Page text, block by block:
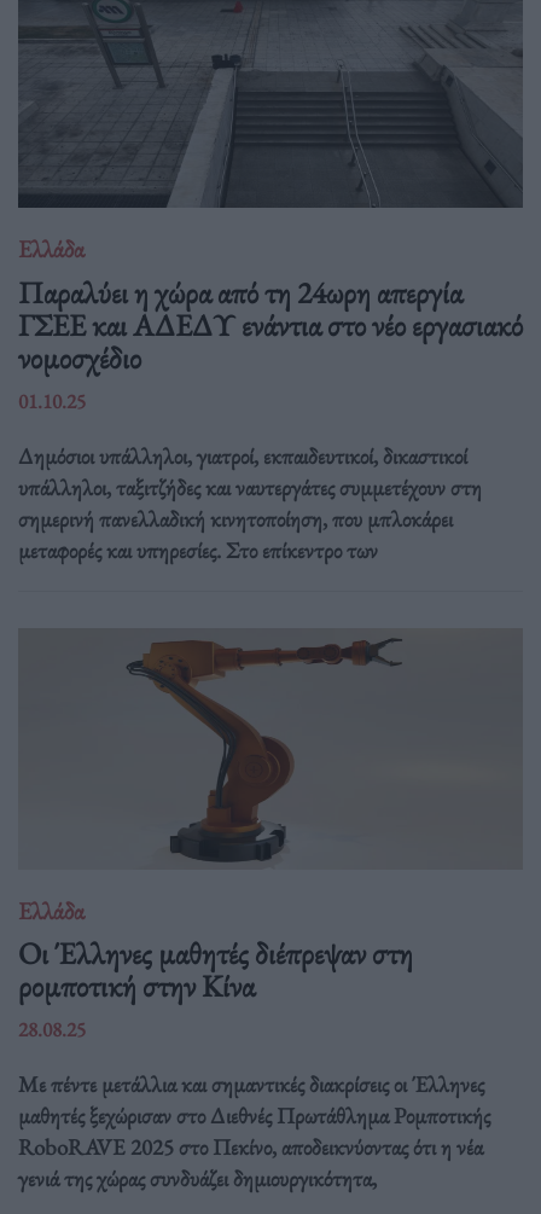
Ελλάδα
Παραλύει η χώρα από τη 24ωρη απεργία
ΓΣΕΕ και ΑΔΕΔΥ ενάντια στο νέο εργασιακό
νομοσχέδιο
01.10.25
Δημόσιοι υπάλληλοι, γιατροί, εκπαιδευτικοί, δικαστικοί
υπάλληλοι, ταξιτζήδες και ναυτεργάτες συμμετέχουν στη
σημερινή πανελλαδική κινητοποίηση, που μπλοκάρει
μεταφορές και υπηρεσίες. Στο επίκεντρο των
Ελλάδα
Οι Έλληνες μαθητές διέπρεψαν στη
ρομποτική στην Κίνα
28.08.25
Με πέντε μετάλλια και σημαντικές διακρίσεις οι Έλληνες
μαθητές ξεχώρισαν στο Διεθνές Πρωτάθλημα Ρομποτικής
RoboRAVE 2025 στο Πεκίνο, αποδεικνύοντας ότι η νέα
γενιά της χώρας συνδυάζει δημιουργικότητα,